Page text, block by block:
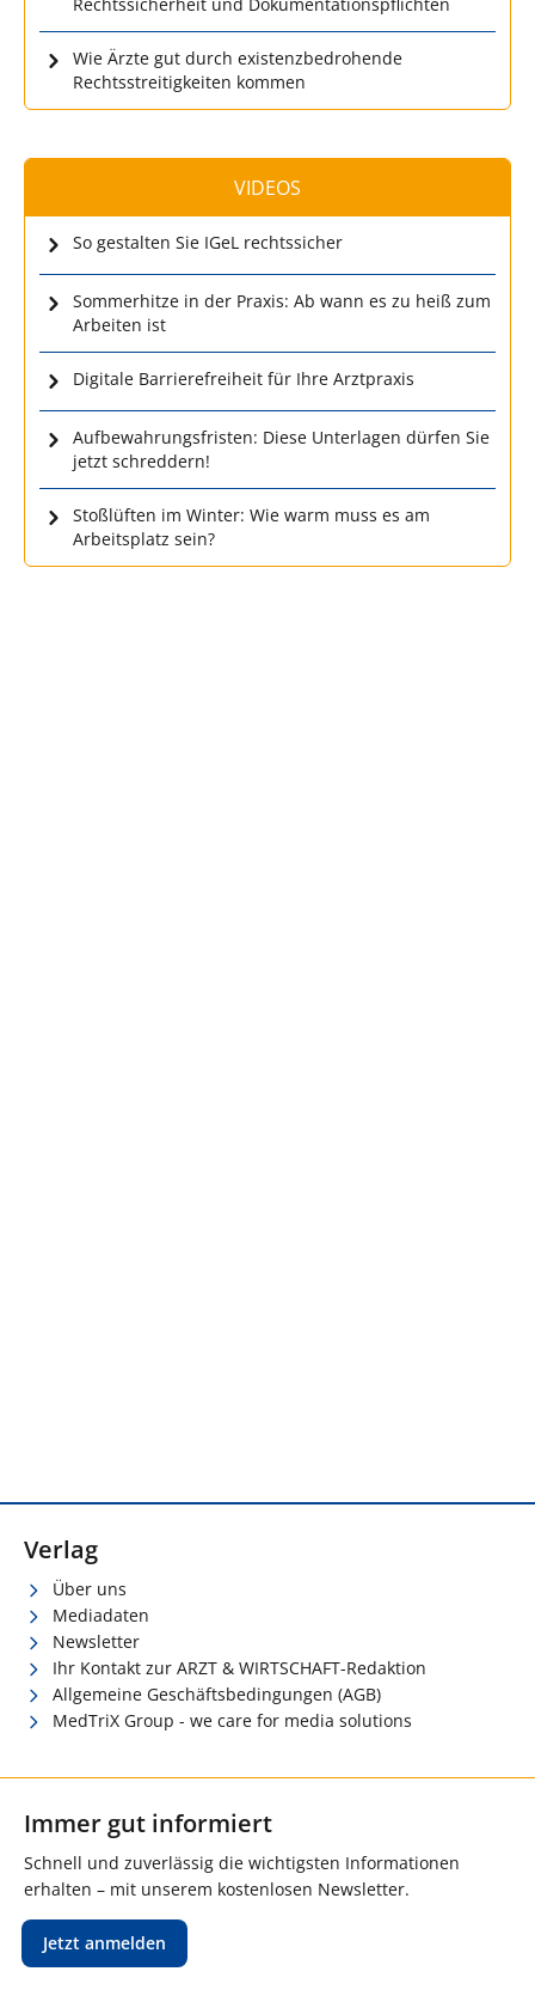
Wie Ärzte gut durch existenzbedrohende
Rechtsstreitigkeiten kommen
VIDEOS
So gestalten Sie IGeL rechtssicher
Sommerhitze in der Praxis: Ab wann es zu heiß zum
Arbeiten ist
Digitale Barrierefreiheit für Ihre Arztpraxis
Aufbewahrungsfristen: Diese Unterlagen dürfen Sie
jetzt schreddern!
Stoßlüften im Winter: Wie warm muss es am
Arbeitsplatz sein?
Verlag
Über uns
Mediadaten
Newsletter
Ihr Kontakt zur ARZT & WIRTSCHAFT-Redaktion
Allgemeine Geschäftsbedingungen (AGB)
MedTriX Group - we care for media solutions
Immer gut informiert
Schnell und zuverlässig die wichtigsten Informationen
erhalten – mit unserem kostenlosen Newsletter.
Jetzt anmelden